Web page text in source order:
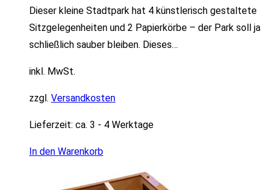
Dieser kleine Stadtpark hat 4 künstlerisch gestaltete
Sitzgelegenheiten und 2 Papierkörbe – der Park soll ja
schließlich sauber bleiben. Dieses…
inkl. MwSt.
zzgl. Versandkosten
Lieferzeit: ca. 3 - 4 Werktage
In den Warenkorb